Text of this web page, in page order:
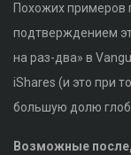
Похожих примеров
подтверждением
на раз-два» в
iShares (и это при
большую долю
Возможные